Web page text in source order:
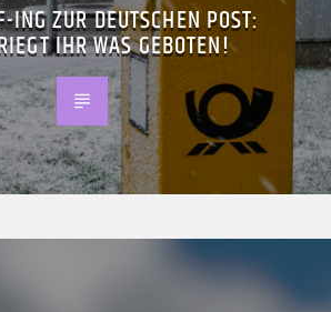
ZUR DEUTSCHEN POST:
IHR WAS GEBOTEN!